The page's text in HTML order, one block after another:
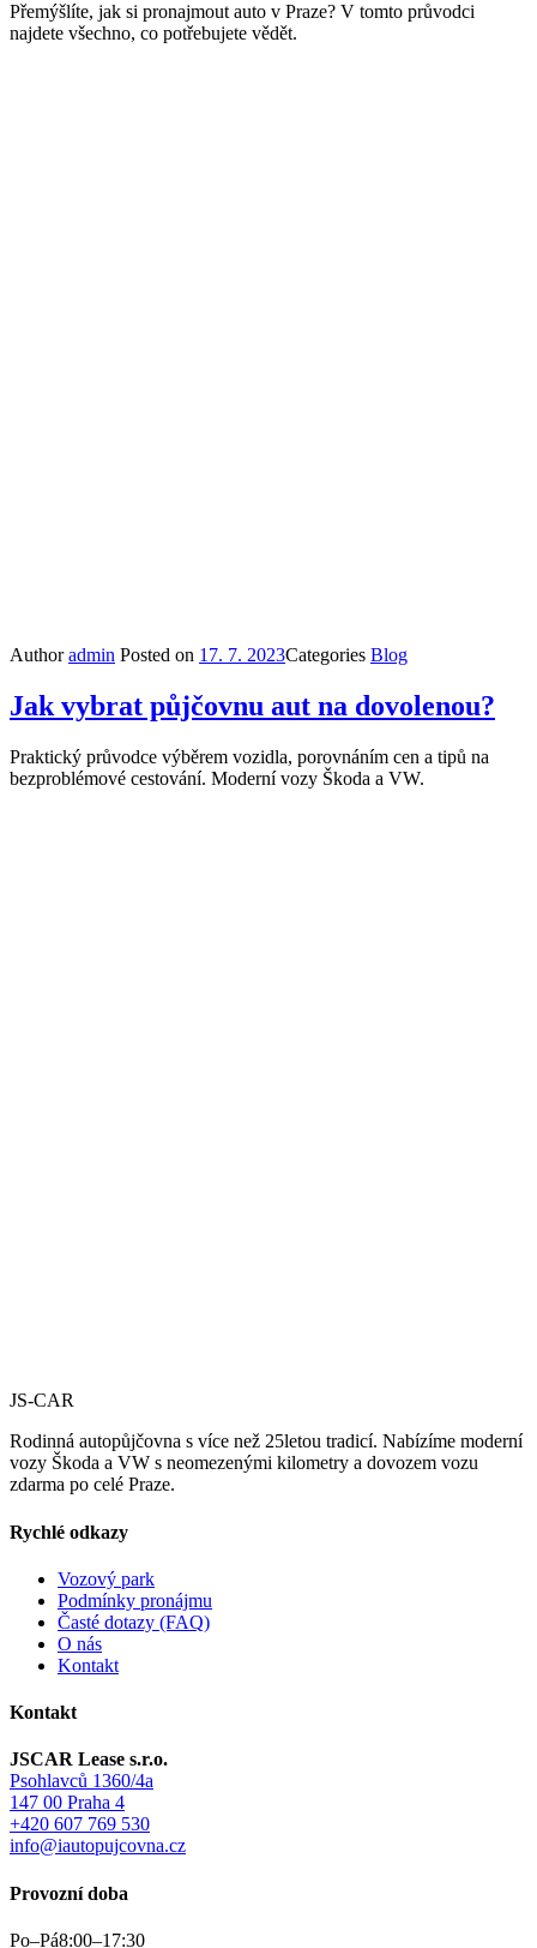
Přemýšlíte, jak si pronajmout auto v Praze? V tomto průvodci
najdete všechno, co potřebujete vědět.
Authoradmin Posted on 17. 7. 2023Categories Blog
Jak vybrat půjčovnu aut na dovolenou?
Praktický průvodce výběrem vozidla, porovnáním cen a tipů na
bezproblémové cestování. Moderní vozy Škoda a VW.
JS-CAR
Rodinná autopůjčovna s více než 25letou tradicí. Nabízíme moderní
vozy Škoda a VW s neomezenými kilometry a dovozem vozu
zdarma po celé Praze.
Rychlé odkazy
Vozový park
Podmínky pronájmu
Časté dotazy (FAQ)
O nás
Kontakt
Kontakt
JSCAR Lease s.r.o.
Psohlavců 1360/4a
147 00 Praha 4
+420 607 769 530
info@iautopujcovna.cz
Provozní doba
Po–Pá8:00–17:30